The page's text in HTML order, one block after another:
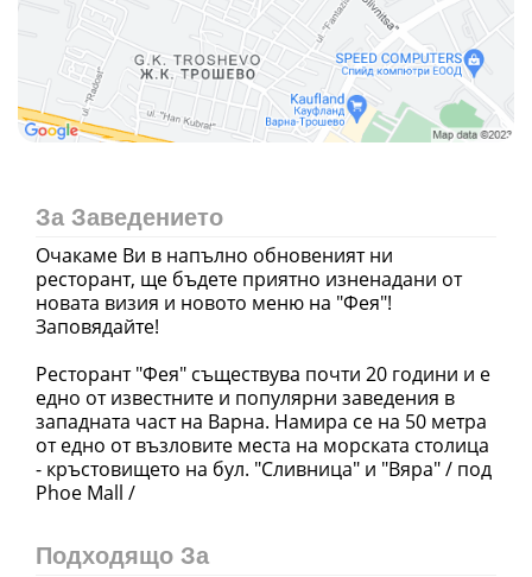
За Заведението
Очакаме Ви в напълно обновеният ни
ресторант, ще бъдете приятно изненадани от
новата визия и новото меню на "Фея"!
Заповядайте!
Ресторант "Фея" съществува почти 20 години и е
едно от известните и популярни заведения в
западната част на Варна. Намира се на 50 метра
от едно от възловите места на морската столица
- кръстовището на бул. "Сливница" и "Вяра" / под
Phoe Mall /
Подходящо За